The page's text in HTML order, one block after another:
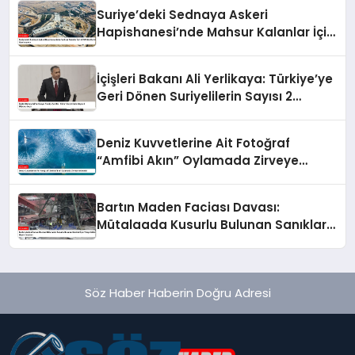
Suriye’deki Sednaya Askeri
Hapishanesi’nde Mahsur Kalanlar İçin
İçişleri Bakanı Ali Yerlikaya: Türkiye’ye
Geri Dönen Suriyelilerin Sayısı 2
Deniz Kuvvetlerine Ait Fotoğraf
“Amfibi Akın” Oylamada Zirveye
Bartın Maden Faciası Davası:
Mütalaada Kusurlu Bulunan Sanıklar
Söz Haber Haberin Doğru Adresi